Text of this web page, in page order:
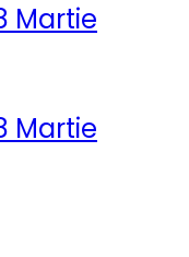
Martie
Martie